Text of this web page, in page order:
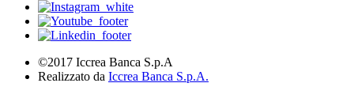
©2017 Iccrea Banca S.p.A
Realizzato da Iccrea Banca S.p.A.